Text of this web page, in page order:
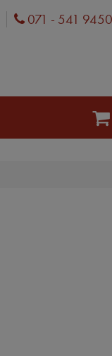
Phone
071 - 541 9450